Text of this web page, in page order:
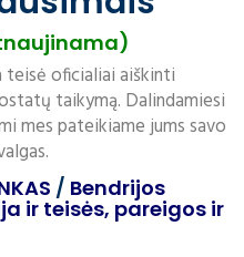
teisė oficialiai aiškinti
taikymą. Dalindamiesi
mes pateikiame jums savo
/ Bendrijos
ir teisės, pareigos ir